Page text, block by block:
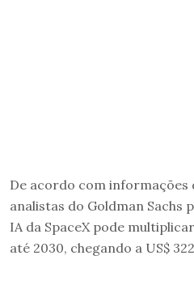
De acordo com informações
analistas do Goldman Sachs
IA da SpaceX pode
até 2030, chegando a US$